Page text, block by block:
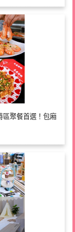
區聚餐首選！包廂